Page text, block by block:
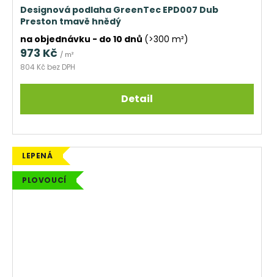
Designová podlaha GreenTec EPD007 Dub
Preston tmavě hnědý
na objednávku - do 10 dnů (>300 m²)
804 Kč bez DPH
973 Kč / m²
Detail
LEPENÁ
PLOVOUCÍ